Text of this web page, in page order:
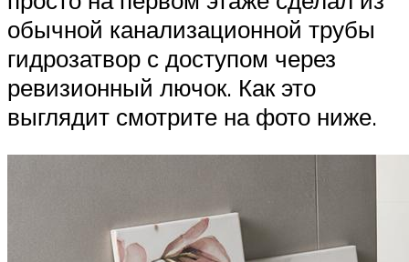
обычной канализационной трубы
гидрозатвор с доступом через
ревизионный лючок. Как это
выглядит смотрите на фото ниже.